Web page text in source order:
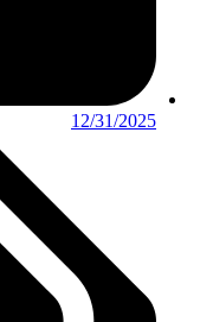
12/31/2025